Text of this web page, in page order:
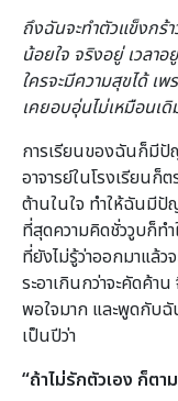
ถึงฉันจะทำตัวแข็งกร้
น้อยใจ จริงอยู่ เวลา
ใครจะมีความสุขได้ เ
เคยอบอุ่นไม่เหมือนเ
การเรียนของฉันก็มีปั
อาจารย์ในโรงเรียนก็
ต้านในใจ ทำให้ฉันมีปั
ที่สุดความคิดชั่ววูบก็ท
ที่ยังไม่รู้ว่าออกมาแล้ว
ระอาเกินกว่าจะคัดค้า
พอใจมาก และพูดกับ
เป็นปีว่า
“ถ้าไม่รักตัวเอง ก็ตา